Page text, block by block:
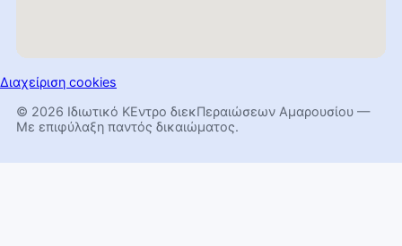
Διαχείριση cookies
© 2026 Ιδιωτικό ΚΕντρο διεκΠεραιώσεων Αμαρουσίου —
Με επιφύλαξη παντός δικαιώματος.